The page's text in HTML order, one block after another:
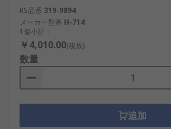
RS品番 319-9894
メーカー型番 H-714
1個小計：
￥4,010.00(税抜)
数量
追加